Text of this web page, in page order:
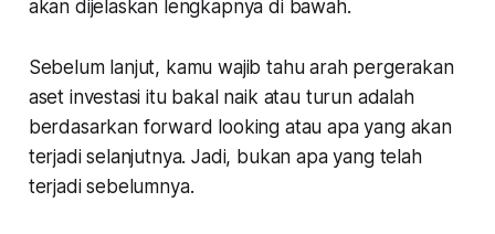
akan dijelaskan lengkapnya di bawah.
Sebelum lanjut, kamu wajib tahu arah pergerakan
aset investasi itu bakal naik atau turun adalah
berdasarkan forward looking atau apa yang akan
terjadi selanjutnya. Jadi, bukan apa yang telah
terjadi sebelumnya.